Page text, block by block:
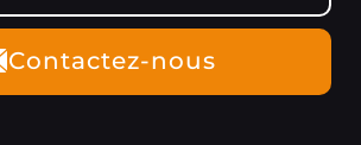
Contactez-nous